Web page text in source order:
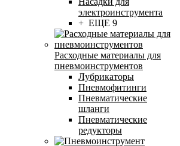
электроинструмента
+ ЕЩЕ 9
Расходные материалы для
пневмоинструментов
Лубрикаторы
Пневмофитинги
Пневматические
шланги
Пневматические
редукторы